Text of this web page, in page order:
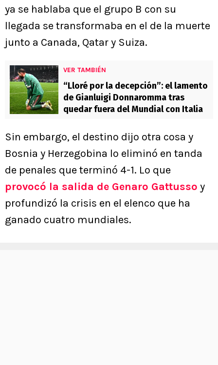
ya se hablaba que el grupo B con su
llegada se transformaba en el de la muerte
junto a Canada, Qatar y Suiza.
VER TAMBIÉN
“Lloré por la decepción”: el lamento
de Gianluigi Donnaromma tras
quedar fuera del Mundial con Italia
Sin embargo, el destino dijo otra cosa y
Bosnia y Herzegobina lo eliminó en tanda
de penales que terminó 4-1. Lo que
provocó la salida de Genaro Gattusso y
profundizó la crisis en el elenco que ha
ganado cuatro mundiales.